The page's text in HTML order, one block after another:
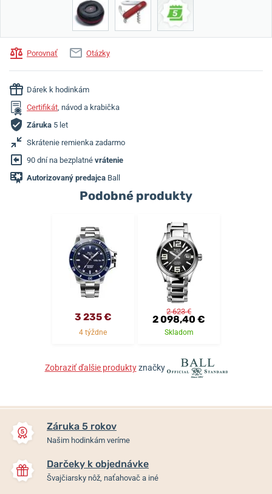
Porovnať Otázky
Dárek k hodinkám
Certifikát, návod a krabička
Záruka 5 let
Skrátenie remienka zadarmo
90 dní na bezplatné vrátenie
Autorizovaný predajca Ball
Podobné produkty
3 235 €
4 týždne
2 623 €
2 098,40 €
Skladom
Zobraziť ďalšie produktyznačky
Záruka 5 rokov
Našim hodinkám veríme
Darčeky k objednávke
Švajčiarsky nôž, naťahovač a iné